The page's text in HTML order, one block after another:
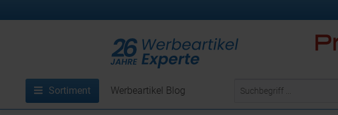
Sortiment Werbeartikel Blog